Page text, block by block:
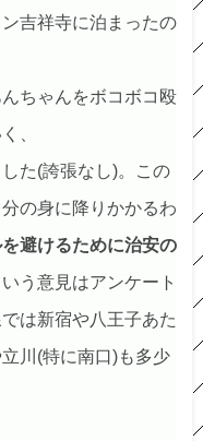
吉祥寺に泊まったの
ちゃんをボコボコ殴
、
た(誇張なし)。この
の身に降りかかるわ
を避けるために治安の
う意見はアンケート
は新宿や八王子あた
川(特に南口)も多少